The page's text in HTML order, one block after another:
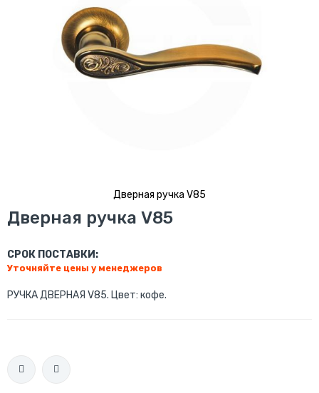
Дверная ручка V85
Перейти
к
галереи
изображений
Дверная ручка V85
СРОК ПОСТАВКИ:
Уточняйте цены у менеджеров
РУЧКА ДВЕРНАЯ V85. Цвет: кофе.